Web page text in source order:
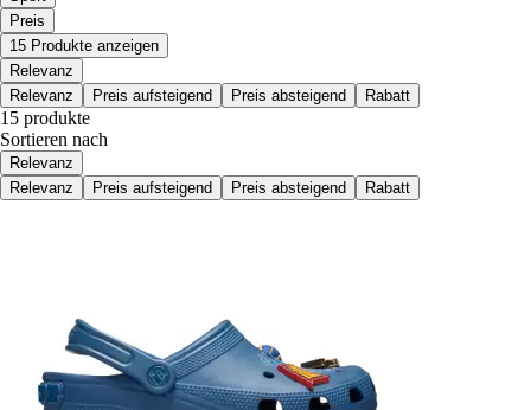
Preis
15 Produkte anzeigen
Relevanz
Relevanz
Preis aufsteigend Preis absteigend Rabatt
15 produkte
Sortieren nach
Relevanz
Relevanz
Preis aufsteigend Preis absteigend Rabatt